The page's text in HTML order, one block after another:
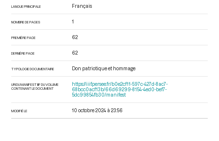
LANGUE PRINCIPALE Français
NOMBRE DE PAGES 1
PREMIÈRE PAGE 62
DERNIÈRE PAGE 62
TYPOLOGIE DOCUMENTAIRE Don patriotique et hommage
URI DU MANIFEST IIIF DU VOLUME
CONTENANT LE DOCUMENT
https://iiif.persee.fr/b0e2cf11-597c-427d-8ac7-
68bcc0acf13b/66d69299-8154-4ed0-bef7-
5dc99854fb30/manifest
MODIFIÉ LE 10 octobre 2024 à 23:56